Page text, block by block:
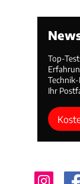
Top-
Ihr